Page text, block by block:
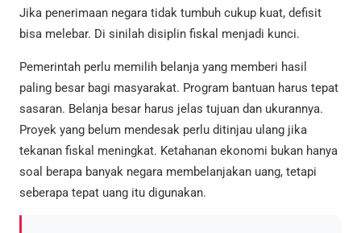
Jika penerimaan negara tidak tumbuh cukup kuat, defisit
bisa melebar. Di sinilah disiplin fiskal menjadi kunci.
Pemerintah perlu memilih belanja yang memberi hasil
paling besar bagi masyarakat. Program bantuan harus tepat
sasaran. Belanja besar harus jelas tujuan dan ukurannya.
Proyek yang belum mendesak perlu ditinjau ulang jika
tekanan fiskal meningkat. Ketahanan ekonomi bukan hanya
soal berapa banyak negara membelanjakan uang, tetapi
seberapa tepat uang itu digunakan.